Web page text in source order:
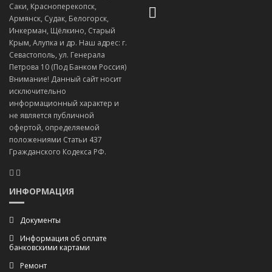
Саки, Красноперекопск,
Армянск, Судак, Белогорск,
Инкерман, Щёлкино, Старый
Крым, Алупка и др. Наш адрес: г.
Севастополь, ул. Генерала
Петрова 10 (Под Банком Россия)
Внимание! Данный сайт носит
исключительно
информационный характер и
не является публичной
офертой, определяемой
положениями Статьи 437
Гражданского Кодекса РФ.
ИНФОРМАЦИЯ
Документы
Информация об оплате
банковскими картами
Ремонт